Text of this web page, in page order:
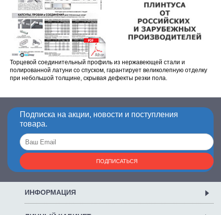
Торцевой соединительный профиль из нержавеющей стали и
полированной латуни со спуском, гарантирует великолепную отделку
при небольшой толщине, скрывая дефекты резки пола.
Подписка на акции, новости и поступления
товара.
ПОДПИСАТЬСЯ
ИНФОРМАЦИЯ